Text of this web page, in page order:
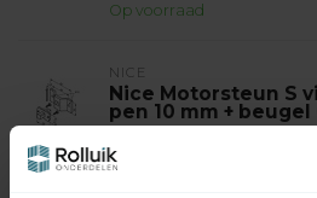
Op voorraad
NICE
Nice Motorsteun S
pen 10 mm + beugel